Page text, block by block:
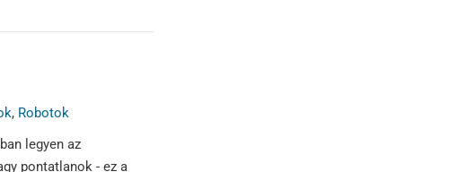
, Robotok
legyen az
pontatlanok - ez a